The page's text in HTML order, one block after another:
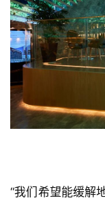
“我们希望能缓解